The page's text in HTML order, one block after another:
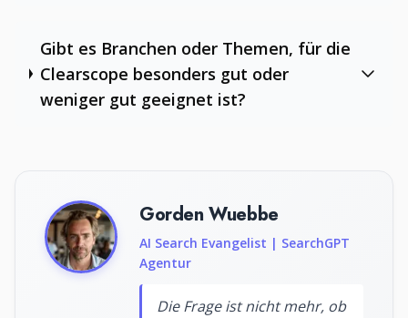
Gibt es Branchen oder Themen, für die
Clearscope besonders gut oder
weniger gut geeignet ist?
Gorden Wuebbe
AI Search Evangelist | SearchGPT
Agentur
Die Frage ist nicht mehr, ob